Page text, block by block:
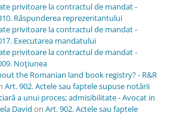
privitoare la contractul de mandat -
Răspunderea reprezentantului
privitoare la contractul de mandat -
Executarea mandatului
privitoare la contractul de mandat -
Noţiunea
the Romanian land book registry? - R&R
Art. 902. Actele sau faptele supuse notării
a unui proces; admisibilitate - Avocat in
David on Art. 902. Actele sau faptele